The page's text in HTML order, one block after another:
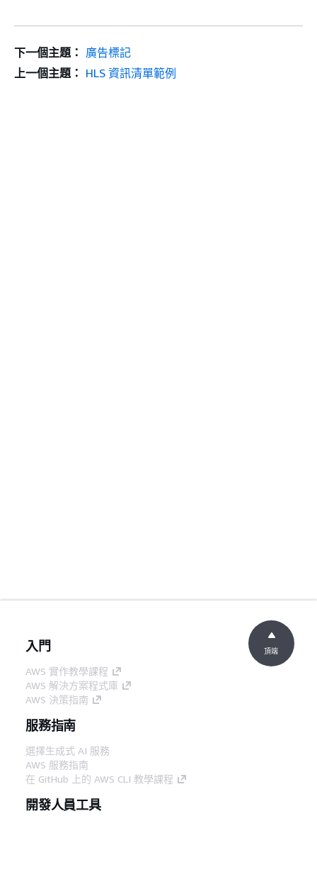
下一個主題： 廣告標記
上一個主題： HLS 資訊清單範例
入門
AWS 實作教學課程
AWS 解決方案程式庫
AWS 決策指南
服務指南
選擇生成式 AI 服務
AWS 服務指南
在 GitHub 上的 AWS CLI 教學課程
開發人員工具
頂端